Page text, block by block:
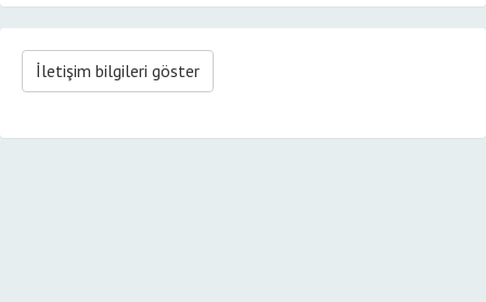
İletişim bilgileri göster